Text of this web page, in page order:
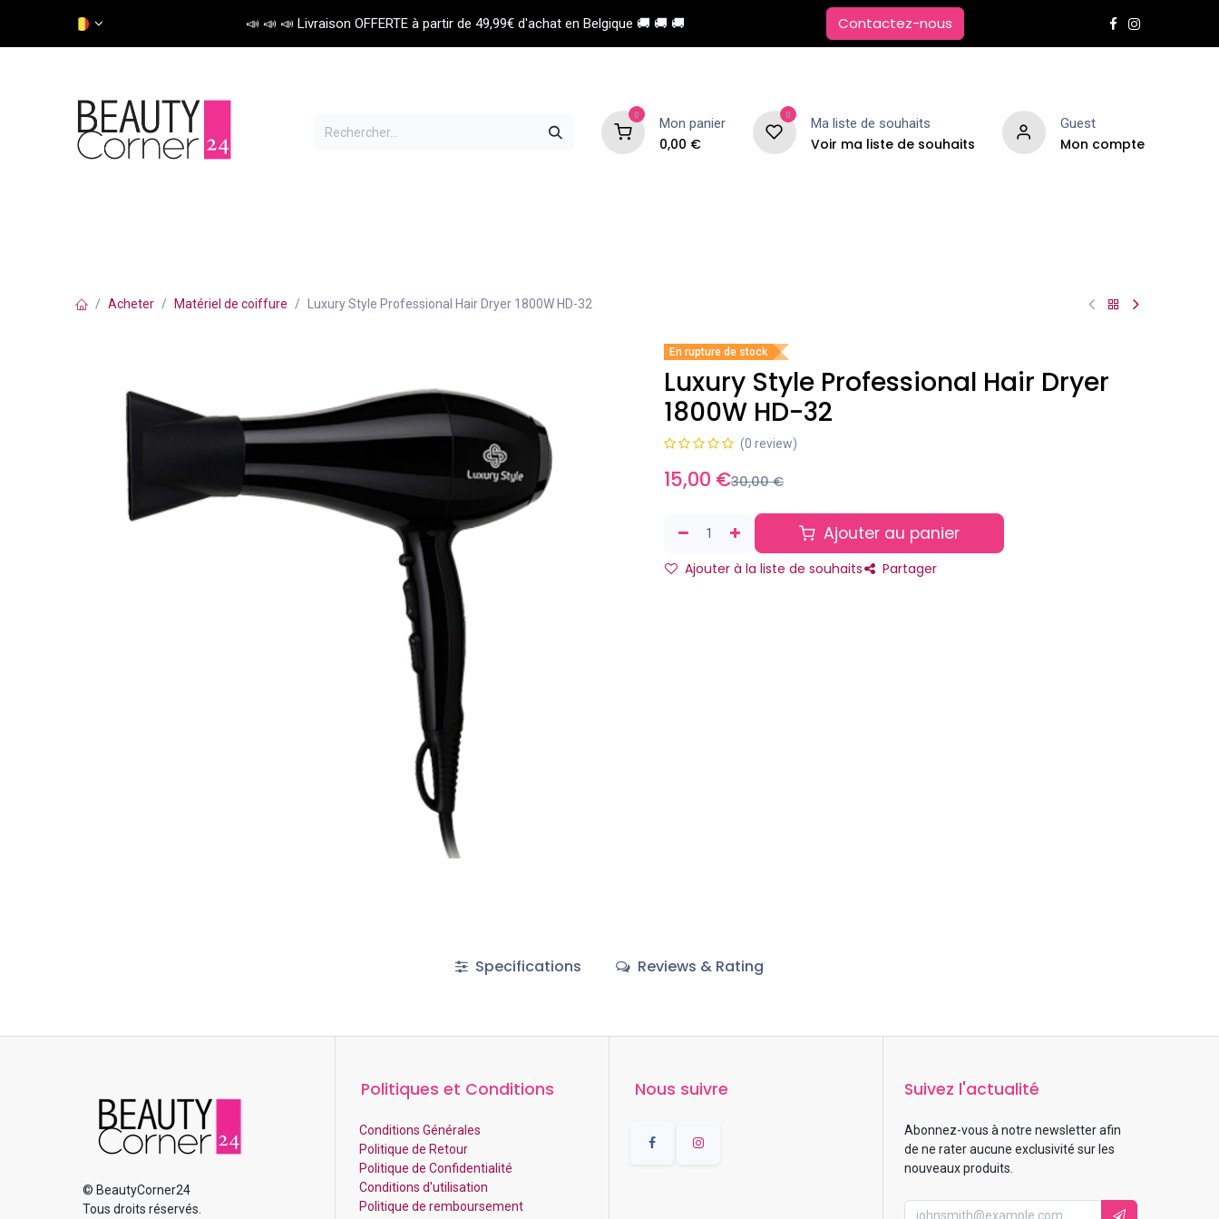
📣 📣 📣 Livraison OFFERTE à partir de 49,99€ d'achat en Belgique 🚚 🚚 🚚 Contactez-nous
0 Mon panier
0,00 €
0 Ma liste de souhaits
Voir ma liste de souhaits
Guest
Mon compte
Acheter Matériel de coiffure Luxury Style Professional Hair Dryer 1800W HD-32
En rupture de stock
Luxury Style Professional Hair Dryer
1800W HD-32
(0 review)
15,00 €30,00€
Ajouter au panier
Ajouter à la liste de souhaits Partager
Specifications Reviews & Rating
© BeautyCorner24
Tous droits réservés.
Politiques et Conditions
Conditions Générales
Politique de Retour
Politique de Confidentialité
Conditions d'utilisation
Politique de remboursement
Nous suivre Suivez l'actualité
Abonnez-vous à notre newsletter afin
de ne rater aucune exclusivité sur les
nouveaux produits.